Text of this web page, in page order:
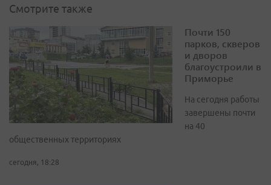
Смотрите также
Почти 150
парков, скверов
и дворов
благоустроили в
Приморье
На сегодня работы
завершены почти
на 40
общественных территориях
сегодня, 18:28